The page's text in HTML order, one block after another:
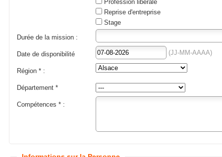
Profession libérale
Reprise d'entreprise
Stage
Durée de la mission :
Date de disponibilité (JJ-MM-AAAA)
Région * :
Département *
Compétences * :